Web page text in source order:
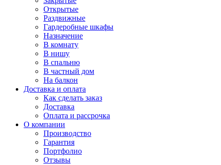
Открытые
Раздвижные
Гардеробные шкафы
Назначение
В комнату
В нишу
В спальню
В частный дом
На балкон
Доставка и оплата
Как сделать заказ
Доставка
Оплата и рассрочка
О компании
Производство
Гарантия
Портфолио
Отзывы